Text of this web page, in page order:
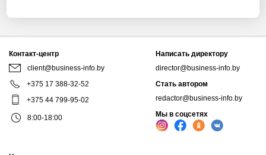
Контакт-центр
client@business-info.by
+375 17 388-32-52
+375 44 799-95-02
8:00-18:00
Написать директору
director@business-info.by
Стать автором
redactor@business-info.by
Мы в соцсетях